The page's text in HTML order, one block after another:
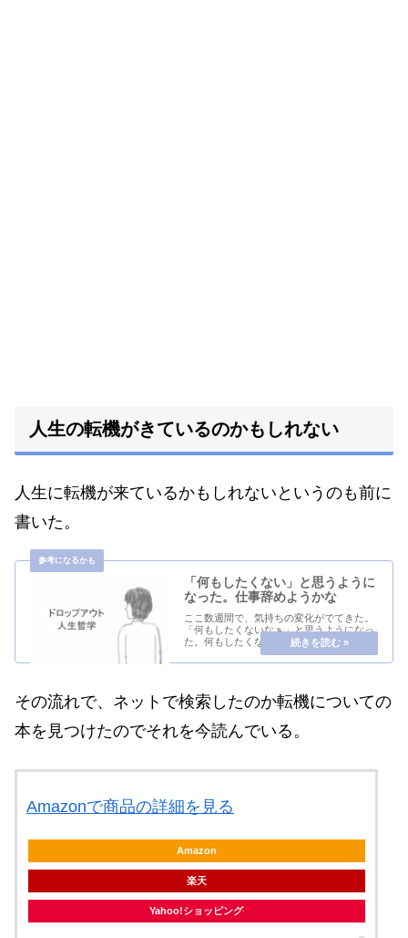
人生の転機がきているのかもしれない
人生に転機が来ているかもしれないというのも前に
書いた。
「何もしたくない」と思うように
なった。仕事辞めようかな
ここ数週間で、気持ちの変化がでてきた。
「何もしたくないなぁ」と思うようになっ
た。何もしたくないというのは、金稼ぎの
仕事についてだ。いままで、まあまあ興味
があることだったので、そこそこ楽しくで
その流れで、ネットで検索したのか転機についての
本を見つけたのでそれを今読んでいる。
Amazonで商品の詳細を見る
Amazon
楽天
Yahoo!ショッピング